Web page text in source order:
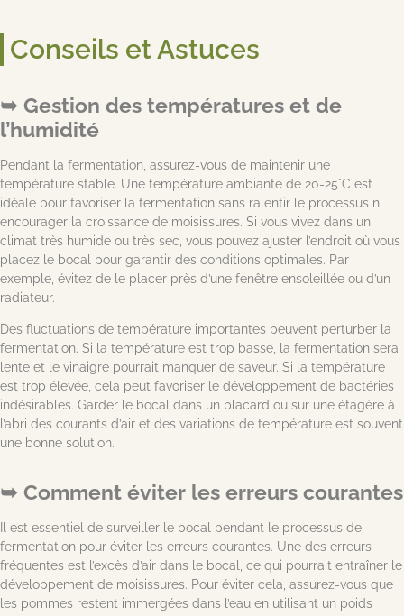
Conseils et Astuces
Gestion des températures et de
l’humidité
Pendant la fermentation, assurez-vous de maintenir une
température stable. Une température ambiante de 20-25°C est
idéale pour favoriser la fermentation sans ralentir le processus ni
encourager la croissance de moisissures. Si vous vivez dans un
climat très humide ou très sec, vous pouvez ajuster l’endroit où vous
placez le bocal pour garantir des conditions optimales. Par
exemple, évitez de le placer près d’une fenêtre ensoleillée ou d’un
radiateur.
Des fluctuations de température importantes peuvent perturber la
fermentation. Si la température est trop basse, la fermentation sera
lente et le vinaigre pourrait manquer de saveur. Si la température
est trop élevée, cela peut favoriser le développement de bactéries
indésirables. Garder le bocal dans un placard ou sur une étagère à
l’abri des courants d’air et des variations de température est souvent
une bonne solution.
Comment éviter les erreurs courantes
Il est essentiel de surveiller le bocal pendant le processus de
fermentation pour éviter les erreurs courantes. Une des erreurs
fréquentes est l’excès d’air dans le bocal, ce qui pourrait entraîner le
développement de moisissures. Pour éviter cela, assurez-vous que
les pommes restent immergées dans l’eau en utilisant un poids